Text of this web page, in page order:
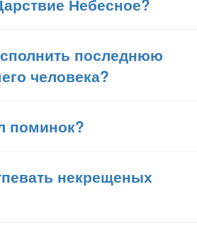
Небесное?
последнюю
человека?
поминок?
некрещеных